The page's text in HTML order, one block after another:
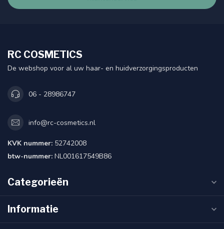
RC COSMETICS
De webshop voor al uw haar- en huidverzorgingsproducten
06 - 28986747
info@rc-cosmetics.nl
KVK nummer: 52742008
btw-nummer: NL001617549B86
Categorieën
Informatie